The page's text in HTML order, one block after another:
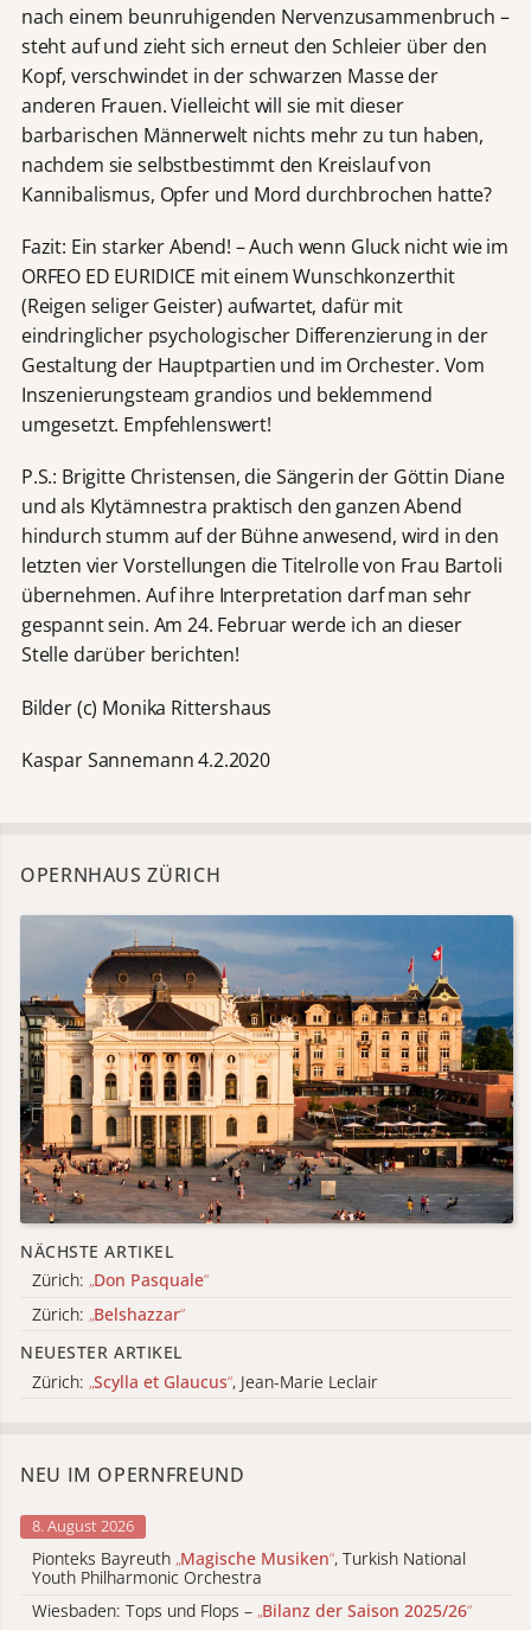
nach einem beunruhigenden Nervenzusammenbruch –
steht auf und zieht sich erneut den Schleier über den
Kopf, verschwindet in der schwarzen Masse der
anderen Frauen. Vielleicht will sie mit dieser
barbarischen Männerwelt nichts mehr zu tun haben,
nachdem sie selbstbestimmt den Kreislauf von
Kannibalismus, Opfer und Mord durchbrochen hatte?
Fazit: Ein starker Abend! – Auch wenn Gluck nicht wie im
ORFEO ED EURIDICE mit einem Wunschkonzerthit
(Reigen seliger Geister) aufwartet, dafür mit
eindringlicher psychologischer Differenzierung in der
Gestaltung der Hauptpartien und im Orchester. Vom
Inszenierungsteam grandios und beklemmend
umgesetzt. Empfehlenswert!
P.S.: Brigitte Christensen, die Sängerin der Göttin Diane
und als Klytämnestra praktisch den ganzen Abend
hindurch stumm auf der Bühne anwesend, wird in den
letzten vier Vorstellungen die Titelrolle von Frau Bartoli
übernehmen. Auf ihre Interpretation darf man sehr
gespannt sein. Am 24. Februar werde ich an dieser
Stelle darüber berichten!
Bilder (c) Monika Rittershaus
Kaspar Sannemann 4.2.2020
OPERNHAUS ZÜRICH
NÄCHSTE ARTIKEL
Zürich: „Don Pasquale“
Zürich: „Belshazzar“
NEUESTER ARTIKEL
Zürich: „Scylla et Glaucus“, Jean-Marie Leclair
NEU IM OPERNFREUND
8. August 2026
Pionteks Bayreuth „Magische Musiken“, Turkish National
Youth Philharmonic Orchestra
Wiesbaden: Tops und Flops – „Bilanz der Saison 2025/26“